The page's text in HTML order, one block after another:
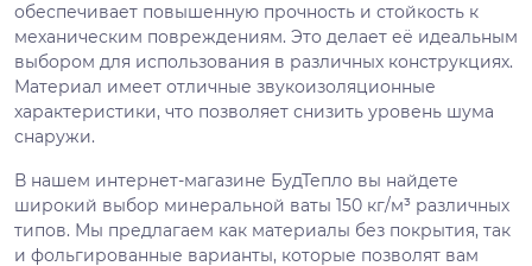
обеспечивает повышенную прочность и стойкость к
механическим повреждениям. Это делает её идеальным
выбором для использования в различных конструкциях.
Материал имеет отличные звукоизоляционные
характеристики, что позволяет снизить уровень шума
снаружи.
В нашем интернет-магазине БудТепло вы найдете
широкий выбор минеральной ваты 150 кг/м³ различных
типов. Мы предлагаем как материалы без покрытия, так
и фольгированные варианты, которые позволят вам